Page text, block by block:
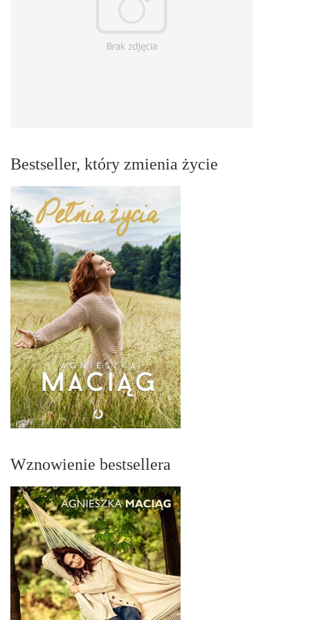
Bestseller, który zmienia życie
Wznowienie bestsellera